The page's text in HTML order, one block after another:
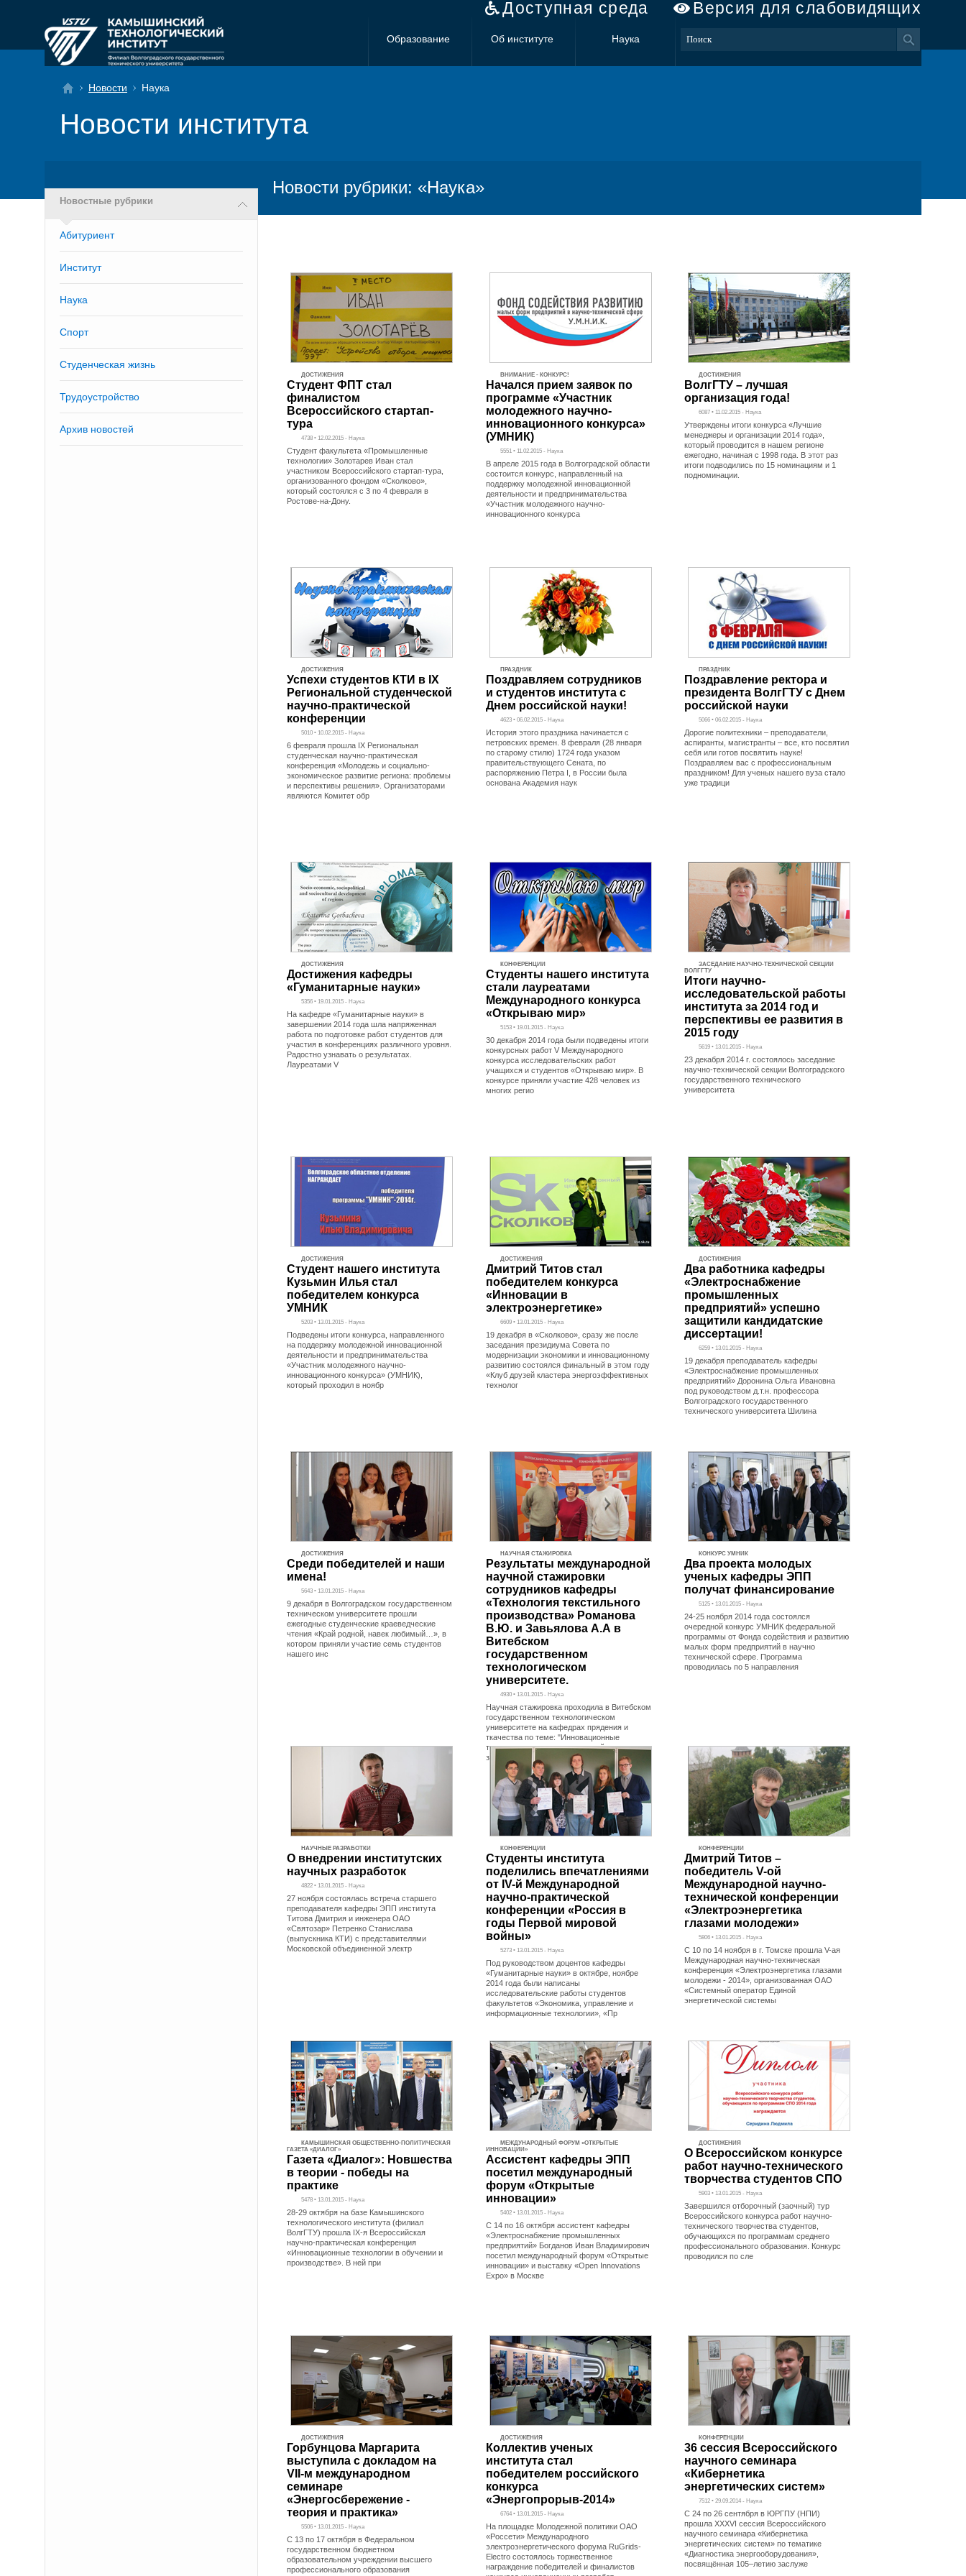
Доступная среда Версия для слабовидящих
Образование Об институте Наука
Новости Наука
Новости института
Новостные рубрики
Абитуриент
Институт
Наука
Спорт
Студенческая жизнь
Трудоустройство
Архив новостей
Новости рубрики: «Наука»
ДОСТИЖЕНИЯ
Студент ФПТ стал
финалистом
Всероссийского стартап-
тура
4738 • 12.02.2015 - Наука
Студент факультета «Промышленные
технологии» Золотарев Иван стал
участником Всероссийского стартап-тура,
организованного фондом «Сколково»,
который состоялся с 3 по 4 февраля в
Ростове-на-Дону.
ВНИМАНИЕ - КОНКУРС!
Начался прием заявок по
программе «Участник
молодежного научно-
инновационного конкурса»
(УМНИК)
5551 • 11.02.2015 - Наука
В апреле 2015 года в Волгоградской области
состоится конкурс, направленный на
поддержку молодежной инновационной
деятельности и предпринимательства
«Участник молодежного научно-
инновационного конкурса
ДОСТИЖЕНИЯ
ВолгГТУ – лучшая
организация года!
6087 • 11.02.2015 - Наука
Утверждены итоги конкурса «Лучшие
менеджеры и организации 2014 года»,
который проводится в нашем регионе
ежегодно, начиная с 1998 года. В этот раз
итоги подводились по 15 номинациям и 1
подноминации.
ДОСТИЖЕНИЯ
Успехи студентов КТИ в IX
Региональной студенческой
научно-практической
конференции
5010 • 10.02.2015 - Наука
6 февраля прошла IX Региональная
студенческая научно-практическая
конференция «Молодежь и социально-
экономическое развитие региона: проблемы
и перспективы решения». Организаторами
являются Комитет обр
ПРАЗДНИК
Поздравляем сотрудников
и студентов института с
Днем российской науки!
4623 • 06.02.2015 - Наука
История этого праздника начинается с
петровских времен. 8 февраля (28 января
по старому стилю) 1724 года указом
правительствующего Сената, по
распоряжению Петра I, в России была
основана Академия наук
ПРАЗДНИК
Поздравление ректора и
президента ВолгГТУ с Днем
российской науки
5066 • 06.02.2015 - Наука
Дорогие политехники – преподаватели,
аспиранты, магистранты – все, кто посвятил
себя или готов посвятить науке!
Поздравляем вас с профессиональным
праздником! Для ученых нашего вуза стало
уже традици
ДОСТИЖЕНИЯ
Достижения кафедры
«Гуманитарные науки»
5356 • 19.01.2015 - Наука
На кафедре «Гуманитарные науки» в
завершении 2014 года шла напряженная
работа по подготовке работ студентов для
участия в конференциях различного уровня.
Радостно узнавать о результатах.
Лауреатами V
КОНФЕРЕНЦИИ
Студенты нашего института
стали лауреатами
Международного конкурса
«Открываю мир»
5153 • 19.01.2015 - Наука
30 декабря 2014 года были подведены итоги
конкурсных работ V Международного
конкурса исследовательских работ
учащихся и студентов «Открываю мир». В
конкурсе приняли участие 428 человек из
многих регио
ЗАСЕДАНИЕ НАУЧНО-ТЕХНИЧЕСКОЙ СЕКЦИИ
ВОЛГГТУ
Итоги научно-
исследовательской работы
института за 2014 год и
перспективы ее развития в
2015 году
5619 • 13.01.2015 - Наука
23 декабря 2014 г. состоялось заседание
научно-технической секции Волгоградского
государственного технического
университета
ДОСТИЖЕНИЯ
Студент нашего института
Кузьмин Илья стал
победителем конкурса
УМНИК
5203 • 13.01.2015 - Наука
Подведены итоги конкурса, направленного
на поддержку молодежной инновационной
деятельности и предпринимательства
«Участник молодежного научно-
инновационного конкурса» (УМНИК),
который проходил в ноябр
ДОСТИЖЕНИЯ
Дмитрий Титов стал
победителем конкурса
«Инновации в
электроэнергетике»
6609 • 13.01.2015 - Наука
19 декабря в «Сколково», сразу же после
заседания президиума Совета по
модернизации экономики и инновационному
развитию состоялся финальный в этом году
«Клуб друзей кластера энергоэффективных
технолог
ДОСТИЖЕНИЯ
Два работника кафедры
«Электроснабжение
промышленных
предприятий» успешно
защитили кандидатские
диссертации!
6259 • 13.01.2015 - Наука
19 декабря преподаватель кафедры
«Электроснабжение промышленных
предприятий» Доронина Ольга Ивановна
под руководством д.т.н. профессора
Волгоградского государственного
технического университета Шилина
ДОСТИЖЕНИЯ
Среди победителей и наши
имена!
5643 • 13.01.2015 - Наука
9 декабря в Волгоградском государственном
техническом университете прошли
ежегодные студенческие краеведческие
чтения «Край родной, навек любимый…», в
котором приняли участие семь студентов
нашего инс
НАУЧНАЯ СТАЖИРОВКА
Результаты международной
научной стажировки
сотрудников кафедры
«Технология текстильного
производства» Романова
В.Ю. и Завьялова А.А в
Витебском
государственном
технологическом
университете.
4930 • 13.01.2015 - Наука
Научная стажировка проходила в Витебском
государственном технологическом
университете на кафедрах прядения и
ткачества по теме: "Инновационные
технологии изготовления тканей с
заданными свойствами" в
КОНКУРС УМНИК
Два проекта молодых
ученых кафедры ЭПП
получат финансирование
5125 • 13.01.2015 - Наука
24-25 ноября 2014 года состоялся
очередной конкурс УМНИК федеральной
программы от Фонда содействия и развитию
малых форм предприятий в научно
технической сфере. Программа
проводилась по 5 направления
НАУЧНЫЕ РАЗРАБОТКИ
О внедрении институтских
научных разработок
4822 • 13.01.2015 - Наука
27 ноября состоялась встреча старшего
преподавателя кафедры ЭПП института
Титова Дмитрия и инженера ОАО
«Святозар» Петренко Станислава
(выпускника КТИ) с представителями
Московской объединенной электр
КОНФЕРЕНЦИИ
Студенты института
поделились впечатлениями
от IV-й Международной
научно-практической
конференции «Россия в
годы Первой мировой
войны»
5273 • 13.01.2015 - Наука
Под руководством доцентов кафедры
«Гуманитарные науки» в октябре, ноябре
2014 года были написаны
исследовательские работы студентов
факультетов «Экономика, управление и
информационные технологии», «Пр
КОНФЕРЕНЦИИ
Дмитрий Титов –
победитель V-ой
Международной научно-
технической конференции
«Электроэнергетика
глазами молодежи»
5806 • 13.01.2015 - Наука
С 10 по 14 ноября в г. Томске прошла V-ая
Международная научно-техническая
конференция «Электроэнергетика глазами
молодежи - 2014», организованная ОАО
«Системный оператор Единой
энергетической системы
КАМЫШИНСКАЯ ОБЩЕСТВЕННО-ПОЛИТИЧЕСКАЯ
ГАЗЕТА «ДИАЛОГ»
Газета «Диалог»: Новшества
в теории - победы на
практике
5478 • 13.01.2015 - Наука
28-29 октября на базе Камышинского
технологического института (филиал
ВолгГТУ) прошла IX-я Всероссийская
научно-практическая конференция
«Инновационные технологии в обучении и
производстве». В ней при
МЕЖДУНАРОДНЫЙ ФОРУМ «ОТКРЫТЫЕ
ИННОВАЦИИ»
Ассистент кафедры ЭПП
посетил международный
форум «Открытые
инновации»
5402 • 13.01.2015 - Наука
С 14 по 16 октября ассистент кафедры
«Электроснабжение промышленных
предприятий» Богданов Иван Владимирович
посетил международный форум «Открытые
инновации» и выставку «Open Innovations
Expo» в Москве
ДОСТИЖЕНИЯ
О Всероссийском конкурсе
работ научно-технического
творчества студентов СПО
5903 • 13.01.2015 - Наука
Завершился отборочный (заочный) тур
Всероссийского конкурса работ научно-
технического творчества студентов,
обучающихся по программам среднего
профессионального образования. Конкурс
проводился по сле
ДОСТИЖЕНИЯ
Горбунцова Маргарита
выступила с докладом на
VII-м международном
семинаре
«Энергосбережение -
теория и практика»
5506 • 13.01.2015 - Наука
С 13 по 17 октября в Федеральном
государственном бюджетном
образовательном учреждении высшего
профессионального образования
ДОСТИЖЕНИЯ
Коллектив ученых
института стал
победителем российского
конкурса
«Энергопрорыв-2014»
6764 • 13.01.2015 - Наука
На площадке Молодежной политики ОАО
«Россети» Международного
электроэнергетического форума RuGrids-
Electro состоялось торжественное
награждение победителей и финалистов
КОНФЕРЕНЦИИ
36 сессия Всероссийского
научного семинара
«Кибернетика
энергетических систем»
7512 • 29.09.2014 - Наука
C 24 по 26 сентября в ЮРГПУ (НПИ)
прошла XXXVI сессия Всероссийского
научного семинара «Кибернетика
энергетических систем» по тематике
«Диагностика энергооборудования»,
посвящённая 105–летию заслуже